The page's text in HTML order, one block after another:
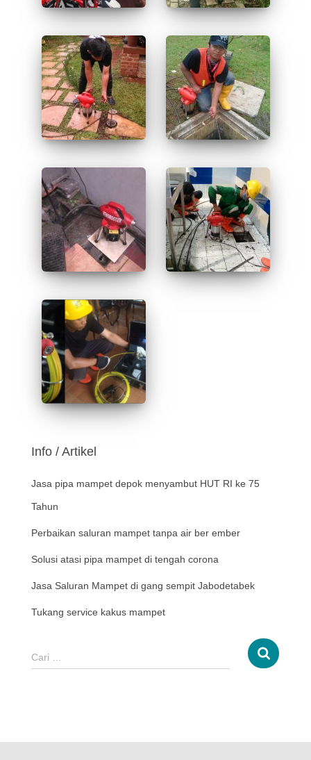
Info / Artikel
Jasa pipa mampet depok menyambut HUT RI ke 75
Tahun
Perbaikan saluran mampet tanpa air ber ember
Solusi atasi pipa mampet di tengah corona
Jasa Saluran Mampet di gang sempit Jabodetabek
Tukang service kakus mampet
Cari …